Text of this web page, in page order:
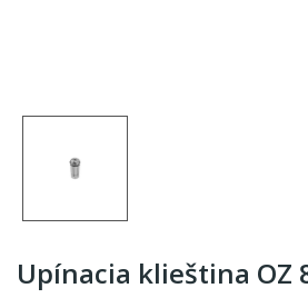
Upínacia klieština OZ